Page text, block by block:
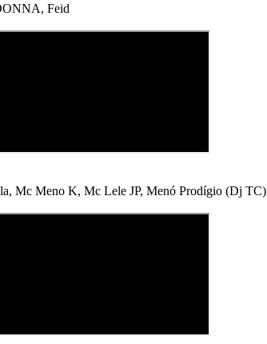
Feid
Mc Meno K, Mc Lele JP, Menó Prodígio (Dj TC)